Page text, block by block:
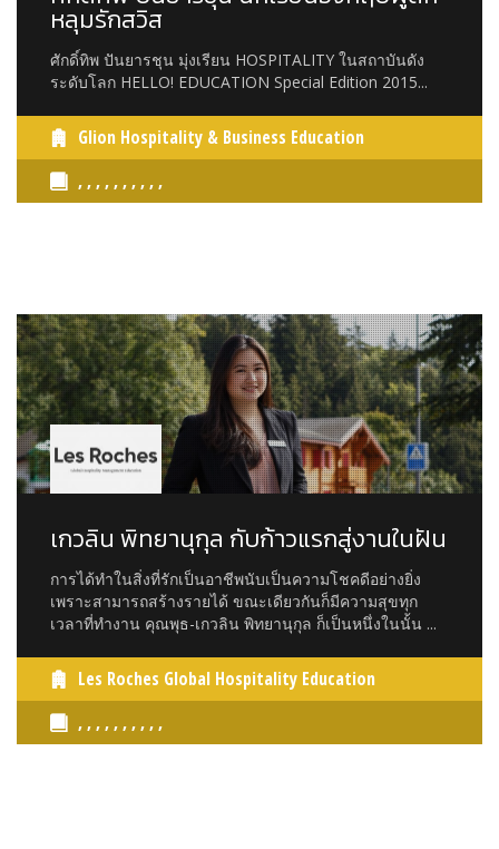
หลุมรักสวิส
ศักดิ์ทิพ ปันยารชุน มุ่งเรียน HOSPITALITY ในสถาบันดัง
ระดับโลก HELLO! EDUCATION Special Edition 2015...
Glion Hospitality & Business Education
, , , , , , , , , ,
เกวลิน พิทยานุกุล กับก้าวแรกสู่งานในฝัน
การได้ทำในสิ่งที่รักเป็นอาชีพนับเป็นความโชคดีอย่างยิ่ง
เพราะสามารถสร้างรายได้ ขณะเดียวกันก็มีความสุขทุก
เวลาที่ทำงาน คุณพุธ-เกวลิน พิทยานุกุล ก็เป็นหนึ่งในนั้น ...
Les Roches Global Hospitality Education
, , , , , , , , , ,